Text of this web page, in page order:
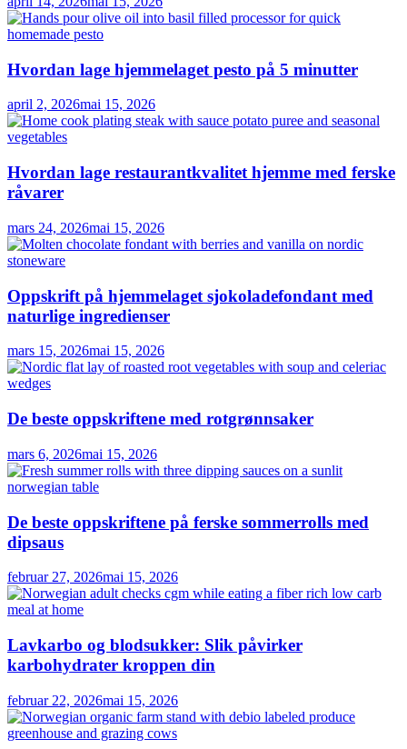
Hvordan lage hjemmelaget pesto på 5 minutter
april 2, 2026mai 15, 2026
Hvordan lage restaurantkvalitet hjemme med ferske
råvarer
mars 24, 2026mai 15, 2026
Oppskrift på hjemmelaget sjokoladefondant med
naturlige ingredienser
mars 15, 2026mai 15, 2026
De beste oppskriftene med rotgrønnsaker
mars 6, 2026mai 15, 2026
De beste oppskriftene på ferske sommerrolls med
dipsaus
februar 27, 2026mai 15, 2026
Lavkarbo og blodsukker: Slik påvirker
karbohydrater kroppen din
februar 22, 2026mai 15, 2026